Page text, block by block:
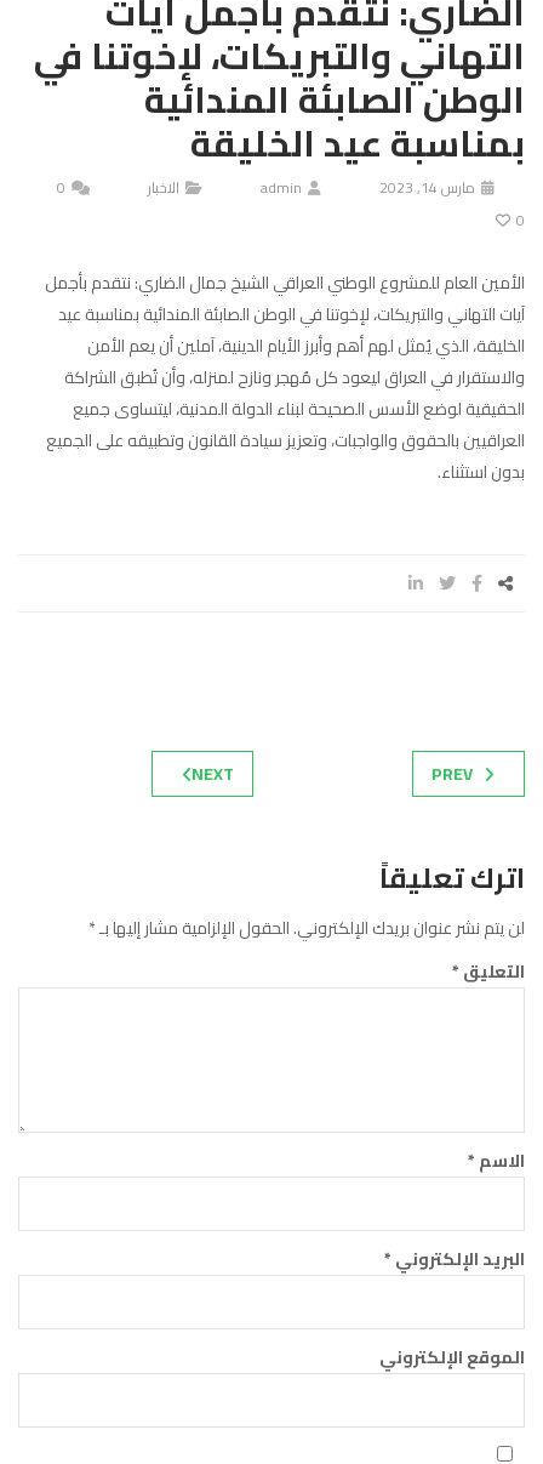
التهاني والتبريكات، لإخوتنا في
الوطن الصابئة المندائية
بمناسبة عيد الخليقة
مارس 14, 2023 admin الاخبار
0
0
الأمين العام للمشروع الوطني العراقي الشيخ جمال الضاري: نتقدم بأجمل
آيات التهاني والتبريكات، لإخوتنا في الوطن الصابئة المندائية بمناسبة عيد
الخليقة، الذي يُمثل لهم أهم وأبرز الأيام الدينية، آملين أن يعم الأمن
والاستقرار في العراق ليعود كل مُهجر ونازح لمنزله، وأن تُطبق الشراكة
الحقيقية لوضع الأسس الصحيحة لبناء الدولة المدنية، ليتساوى جميع
العراقيين بالحقوق والواجبات، وتعزيز سيادة القانون وتطبيقه على الجميع
بدون استثناء.
PREV
NEXT
اترك تعليقاً
لن يتم نشر عنوان بريدك الإلكتروني.الحقول الإلزامية مشار إليها بـ*
التعليق*
الاسم*
البريد الإلكتروني*
الموقع الإلكتروني